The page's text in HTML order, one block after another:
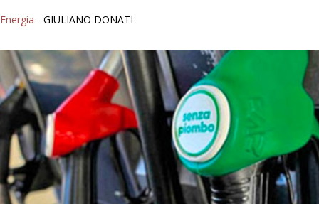
Energia - GIULIANO DONATI